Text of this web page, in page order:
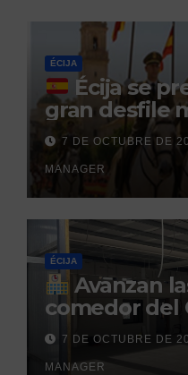
penitenciario
ÉCIJA
Écija se
gran desfile
la
el Centro
Caballar
7 DE OCTUBRE DE
MANAGER
ÉCIJA
Avanzan
comedor del
Sol: su
prevista para
7 DE OCTUBRE DE
MANAGER